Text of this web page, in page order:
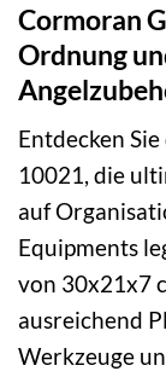
Cormoran
Ordnung
Entdecken Sie
10021, die
auf
Equipments
von 30x21x7
ausreichend
Werkzeuge